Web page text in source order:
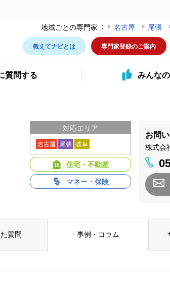
地域ごとの専門家 名古屋 尾張
教えてナビとは 専門家登録のご案内
質問する みんなの
お問
株式会
対応エリア
名古屋 尾張 岐阜
住宅・不動産
マネー・保険
質問 事例・コラム